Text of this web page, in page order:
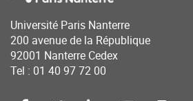
Université Paris Nanterre
200 avenue de la République
92001 Nanterre Cedex
Tel : 01 40 97 72 00